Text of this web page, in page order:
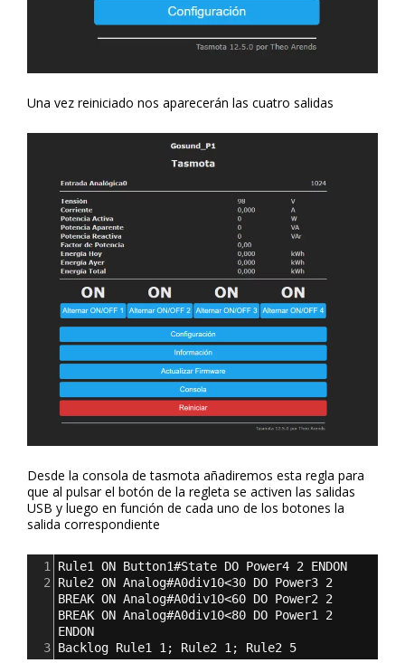
Una vez reiniciado nos aparecerán las cuatro salidas
Desde la consola de tasmota añadiremos esta regla para
que al pulsar el botón de la regleta se activen las salidas
USB y luego en función de cada uno de los botones la
salida correspondiente
1
Rule1 ON Button1#State DO Power4 2 ENDON
2
Rule2 ON Analog#A0div10<30 DO Power3 2
BREAK ON Analog#A0div10<60 DO Power2 2
BREAK ON Analog#A0div10<80 DO Power1 2
ENDON
3 Backlog Rule1 1; Rule2 1; Rule2 5